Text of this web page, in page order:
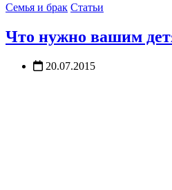
Семья и брак Статьи
Что нужно вашим
20.07.2015